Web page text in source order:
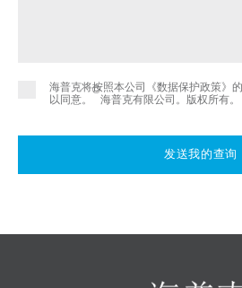
海普克将按照本公司《数据保护政策》
以同意。
©
海普克有限公司。版权所有。
发送我的查询